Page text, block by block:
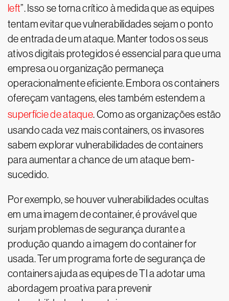
left”. Isso se torna crítico à medida que as equipes
tentam evitar que vulnerabilidades sejam o ponto
de entrada de um ataque. Manter todos os seus
ativos digitais protegidos é essencial para que uma
empresa ou organização permaneça
operacionalmente eficiente. Embora os containers
ofereçam vantagens, eles também estendem a
superfície de ataque. Como as organizações estão
usando cada vez mais containers, os invasores
sabem explorar vulnerabilidades de containers
para aumentar a chance de um ataque bem-
sucedido.
Por exemplo, se houver vulnerabilidades ocultas
em uma imagem de container, é provável que
surjam problemas de segurança durante a
produção quando a imagem do container for
usada. Ter um programa forte de segurança de
containers ajuda as equipes de TI a adotar uma
abordagem proativa para prevenir